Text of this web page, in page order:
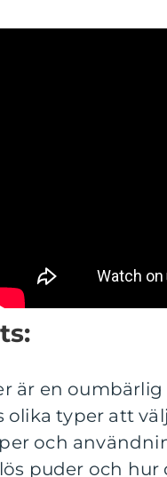
är en
olika typer att
och
puder och